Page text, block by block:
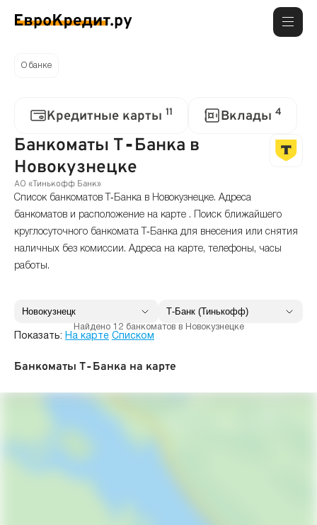
О банке
Кредитные карты 11 Вклады 4
Банкоматы Т‑Банка в
Новокузнецке
АО «Тинькофф Банк»
Список банкоматов Т‑Банка в Новокузнецке. Адреса
банкоматов и расположение на карте . Поиск ближайшего
круглосуточного банкомата Т‑Банка для внесения или снятия
наличных без комиссии. Адреса на карте, телефоны, часы
работы.
Найдено 12 банкоматов в Новокузнецке
Показать: На карте Списком
Банкоматы Т‑Банка на карте